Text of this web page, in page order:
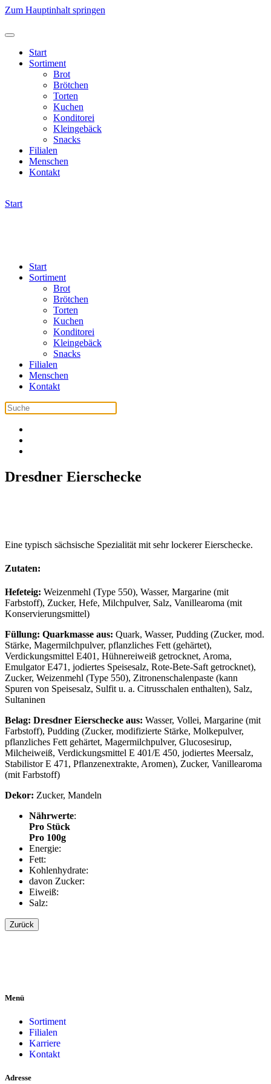
Zum Hauptinhalt springen
Start
Sortiment
Brot
Brötchen
Torten
Kuchen
Konditorei
Kleingebäck
Snacks
Filialen
Menschen
Kontakt
Start
Start
Sortiment
Brot
Brötchen
Torten
Kuchen
Konditorei
Kleingebäck
Snacks
Filialen
Menschen
Kontakt
Dresdner Eierschecke
Eine typisch sächsische Spezialität mit sehr lockerer Eierschecke.
Zutaten:
Hefeteig: Weizenmehl (Type 550), Wasser, Margarine (mit
Farbstoff), Zucker, Hefe, Milchpulver, Salz, Vanillearoma (mit
Konservierungsmittel)
Füllung: Quarkmasse aus: Quark, Wasser, Pudding (Zucker, mod.
Stärke, Magermilchpulver, pflanzliches Fett (gehärtet),
Verdickungsmittel E401, Hühnereiweiß getrocknet, Aroma,
Emulgator E471, jodiertes Speisesalz, Rote-Bete-Saft getrocknet),
Zucker, Weizenmehl (Type 550), Zitronenschalenpaste (kann
Spuren von Speisesalz, Sulfit u. a. Citrusschalen enthalten), Salz,
Sultaninen
Belag: Dresdner Eierschecke aus: Wasser, Vollei, Margarine (mit
Farbstoff), Pudding (Zucker, modifizierte Stärke, Molkepulver,
pflanzliches Fett gehärtet, Magermilchpulver, Glucosesirup,
Milcheiweiß, Verdickungsmittel E 401/E 450, jodiertes Meersalz,
Stabilistor E 471, Pflanzenextrakte, Aromen), Zucker, Vanillearoma
(mit Farbstoff)
Dekor: Zucker, Mandeln
Nährwerte:
Pro Stück
Pro 100g
Energie:
Fett:
Kohlenhydrate:
davon Zucker:
Eiweiß:
Salz:
Zurück
Menü
Sortiment
Filialen
Karriere
Kontakt
Adresse